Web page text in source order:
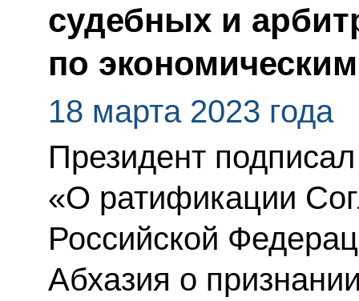
судебных и
по
18 марта 2023 года
Президент
«О ратификации
Российской
Абхазия о